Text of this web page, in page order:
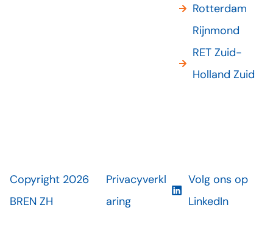
Rotterdam
Rijnmond
RET Zuid-
Holland Zuid
Copyright 2026
BREN ZH
Privacyverkl
aring
Volg ons op
LinkedIn